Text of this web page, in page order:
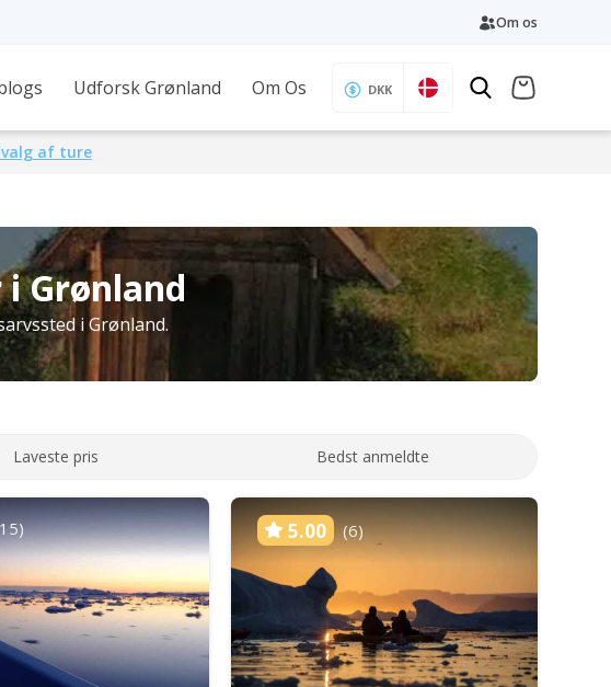
Om os
Udforsk Grønland Om Os DKK
af ture
Grønland
i Grønland.
Laveste pris Bedst anmeldte
5.00 (6)